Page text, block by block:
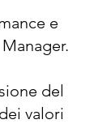
e
del
valori